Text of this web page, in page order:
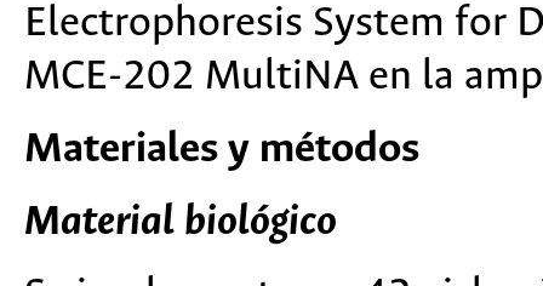
Electrophoresis System for
MCE-202 MultiNA en la
Materiales y métodos
Material biológico